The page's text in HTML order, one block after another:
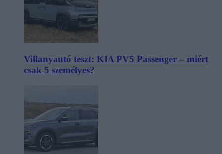
Villanyautó teszt: KIA PV5 Passenger – miért
csak 5 személyes?